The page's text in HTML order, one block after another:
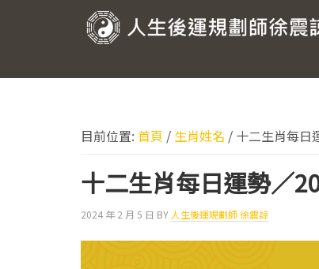
生
運
劃
師
徐
目前位置: 首頁 / 生肖姓名 / 十二生肖每日
十二生肖每日運勢／
2024 年 2 月 5 日 BY 人生後運規劃師 徐震諒